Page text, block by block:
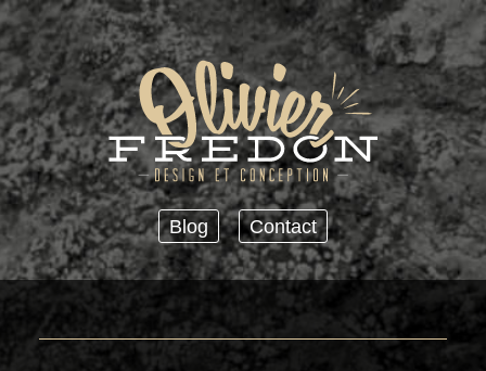
Passer au contenu principal
Blog Contact